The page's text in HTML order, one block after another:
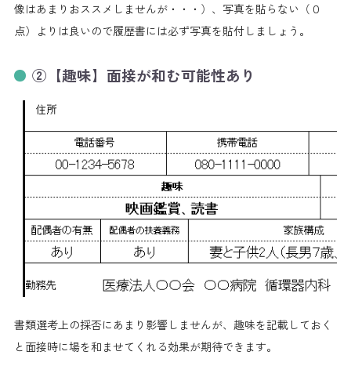
像はあまりおススメしませんが・・・）、写真を貼らない（０
点）よりは良いので履歴書には必ず写真を貼付しましょう。
②【趣味】面接が和む可能性あり
書類選考上の採否にあまり影響しませんが、趣味を記載しておく
と面接時に場を和ませてくれる効果が期待できます。